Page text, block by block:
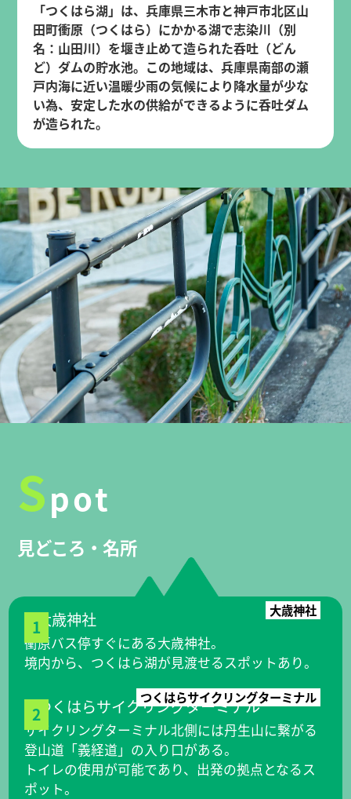
「つくはら湖」は、兵庫県三木市と神戸市北区山
田町衝原（つくはら）にかかる湖で志染川（別
名：山田川）を堰き止めて造られた呑吐（どん
ど）ダムの貯水池。この地域は、兵庫県南部の瀬
戸内海に近い温暖少雨の気候により降水量が少な
い為、安定した水の供給ができるように呑吐ダム
が造られた。
Spot
見どころ・名所
1
大歳神社
衝原バス停すぐにある大歳神社。
境内から、つくはら湖が見渡せるスポットあり。
2
つくはらサイクリングターミナル
サイクリングターミナル北側には丹生山に繋がる
登山道「義経道」の入り口がある。
トイレの使用が可能であり、出発の拠点となるス
ポット。